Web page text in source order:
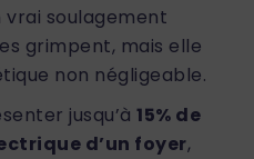
vrai soulagement
grimpent, mais elle
non négligeable.
jusqu’à 15% de
d’un foyer,